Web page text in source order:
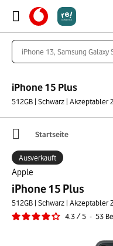
iPhone 15 Plus
Startseite
Apple
iPhone 15 Plus
512GB | Schwarz | Akzeptabler
4.3/5 - 53
Ausverkauft